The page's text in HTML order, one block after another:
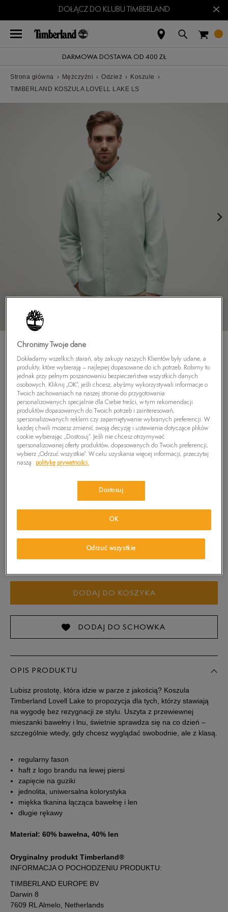
DOŁĄCZ DO KLUBU TIMBERLAND ×
DARMOWA DOSTAWA OD 400 ZŁ
Strona główna › Mężczyźni › Odzież › Koszule ›
TIMBERLAND KOSZULA LOVELL LAKE LS
TIMBERLAND KOSZULA LOVELL LAKE LS
5.0(1 )
-16% (cena początkowa)
399,99 zł -5% (najniższa cena od momentu wprowadzenia produktu)
379,99zł
XL
dostępności
DODAJ DO KOSZYKA
DODAJ DO SCHOWKA
OPIS PRODUKTU
Lubisz prostotę, która idzie w parze z jakością? Koszula
Timberland Lovell Lake to propozycja dla tych, którzy stawiają
na wygodę bez rezygnacji ze stylu. Uszyta z przewiewnej
mieszanki bawełny i lnu, świetnie sprawdza się na co dzień –
szczególnie wtedy, gdy chcesz wyglądać swobodnie, ale z klasą.
regularny fason
haft z logo brandu na lewej piersi
zapięcie na guziki
jednolita, uniwersalna kolorystyka
miękka tkanina łącząca bawełnę i len
długie rękawy
Materiał: 60% bawełna, 40% len
Oryginalny produkt Timberland®
INFORMACJA O POCHODZENIU PRODUKTU:
TIMBERLAND EUROPE BV
Darwin 8
7609 RL Almelo, Netherlands
Chronimy Twoje dane
Dokładamy wszelkich starań, aby zakupy naszych Klientów były udane, a
produkty, które wybierają – najlepiej dopasowane do ich potrzeb. Robimy to
jednak przy pełnym poszanowaniu bezpieczeństwa wszystkich danych
osobowych. Kliknij „OK”, jeśli chcesz, abyśmy wykorzystywali informacje o
Twoich zachowaniach na naszej stronie do przygotowania
personalizowanych specjalnie dla Ciebie treści, w tym rekomendacji
produktów dopasowanych do Twoich potrzeb i zainteresowań,
spersonalizowanych reklam czy zapamiętywanie wybranych preferencji. W
każdej chwili możesz zmienić swoją decyzję i ustawienia dotyczące plików
cookie wybierając „Dostosuj”. Jeśli nie chcesz otrzymywać
spersonalizowanej oferty produktów, dopasowanych do Twoich preferencji,
wybierz „Odrzuć wszystkie”. W celu uzyskania więcej informacji, przeczytaj
naszą
politykę prywatności.
Dostosuj
Odrzuć wszystkie
OK